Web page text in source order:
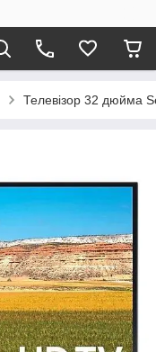
Телевізор 32 дюйма